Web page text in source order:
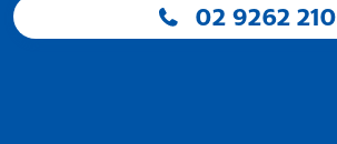
02 9262 210